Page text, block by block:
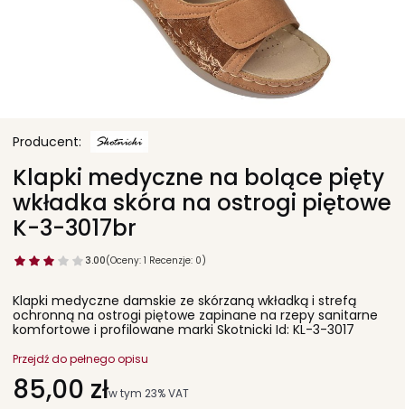
Klapki medyczne na bolące pięty
wkładka skóra na ostrogi piętowe
K-3-3017br
3.00(Oceny: 1 Recenzje: 0)
Klapki medyczne damskie ze skórzaną wkładką i strefą
ochronną na ostrogi piętowe zapinane na rzepy sanitarne
komfortowe i profilowane marki Skotnicki Id: KL-3-3017
Przejdź do pełnego opisu
Cena
85,00 złw tym 23% VAT
w tym 23%VAT